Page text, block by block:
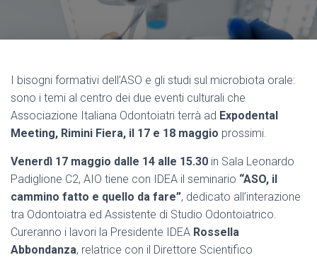
I bisogni formativi dell’ASO e gli studi sul microbiota orale:
sono i temi al centro dei due eventi culturali che
Associazione Italiana Odontoiatri terrà ad Expodental
Meeting, Rimini Fiera, il 17 e 18 maggio prossimi.
Venerdì 17 maggio dalle 14 alle 15.30 in Sala Leonardo
Padiglione C2, AIO tiene con IDEA il seminario “ASO, il
cammino fatto e quello da fare”, dedicato all’interazione
tra Odontoiatra ed Assistente di Studio Odontoiatrico.
Cureranno i lavori la Presidente IDEA Rossella
Abbondanza, relatrice con il Direttore Scientifico